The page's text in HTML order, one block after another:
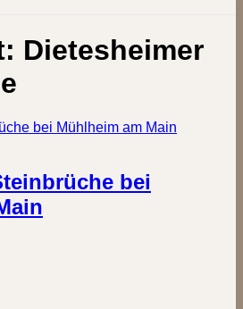
Dietesheimer
bei